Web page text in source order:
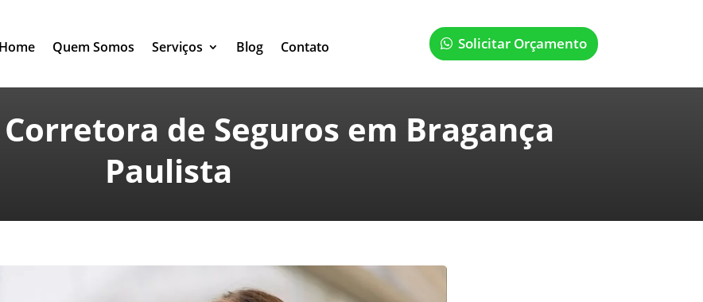
Home Quem Somos Serviços Blog Contato Solicitar Orçamento
de Seguros em Bragança
Paulista